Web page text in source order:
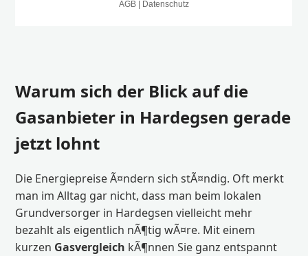
Warum sich der Blick auf die
Gasanbieter in Hardegsen gerade
jetzt lohnt
Die Energiepreise Ã¤ndern sich stÃ¤ndig. Oft merkt
man im Alltag gar nicht, dass man beim lokalen
Grundversorger in Hardegsen vielleicht mehr
bezahlt als eigentlich nÃ¶tig wÃ¤re. Mit einem
kurzen Gasvergleich kÃ¶nnen Sie ganz entspannt